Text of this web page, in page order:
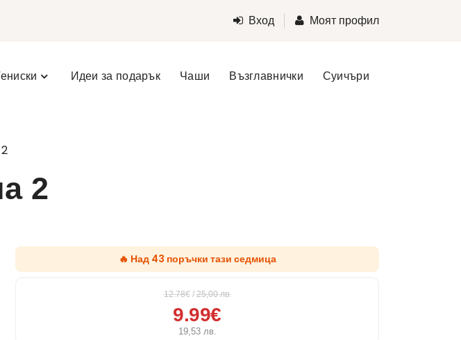
Вход Моят профил
Идеи за подарък Чаши Възглавнички Суичъри
2
🔥 Над 43 поръчки тази седмица
12.78€ / 25,00лв.
9.99€
19,53 лв.